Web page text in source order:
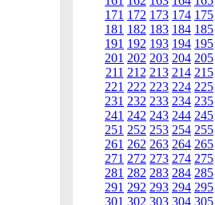
171 172 173 174 175
181 182 183 184 185
191 192 193 194 195
201 202 203 204 205
211 212 213 214 215
221 222 223 224 225
231 232 233 234 235
241 242 243 244 245
251 252 253 254 255
261 262 263 264 265
271 272 273 274 275
281 282 283 284 285
291 292 293 294 295
301 302 303 304 305